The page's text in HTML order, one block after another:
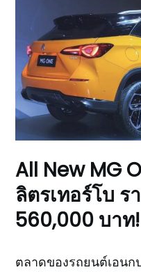
All New MG
ลิตรเทอร์โบ ร
560,000 บาท!
ตลาดของรถยนต์เอนก